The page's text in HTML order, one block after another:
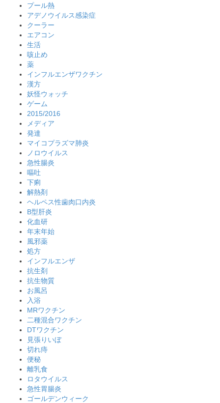
プール熱
アデノウイルス感染症
クーラー
エアコン
生活
咳止め
薬
インフルエンザワクチン
漢方
妖怪ウォッチ
ゲーム
2015/2016
メディア
発達
マイコプラズマ肺炎
ノロウイルス
急性腸炎
嘔吐
下痢
解熱剤
ヘルペス性歯肉口内炎
B型肝炎
化血研
年末年始
風邪薬
処方
インフルエンザ
抗生剤
抗生物質
お風呂
入浴
MRワクチン
二種混合ワクチン
DTワクチン
見張りいぼ
切れ痔
便秘
離乳食
ロタウイルス
急性胃腸炎
ゴールデンウィーク